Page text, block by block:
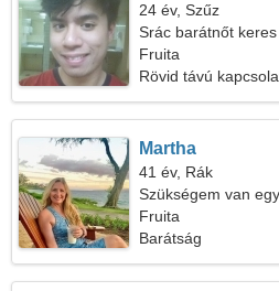
24 év, Szűz
Srác barátnőt
Fruita
Rövid távú
Martha
41 év, Rák
Szükségem van
barátra
Fruita
Barátság